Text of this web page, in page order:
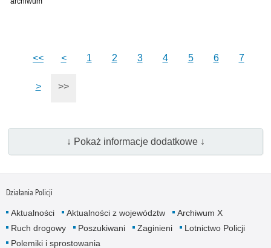
<< < 1 2 3 4 5 6 7
> >>
↓ Pokaż informacje dodatkowe ↓
Działania Policji
Aktualności Aktualności z województw
Archiwum X
Ruch drogowy
Poszukiwani Zaginieni
Lotnictwo Policji
Polemiki i sprostowania